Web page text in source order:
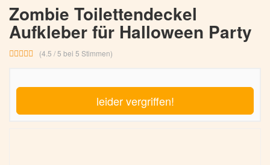
Zombie Toilettendeckel
Aufkleber für Halloween Party
(4.5 / 5 bei 5 Stimmen)
leider vergriffen!